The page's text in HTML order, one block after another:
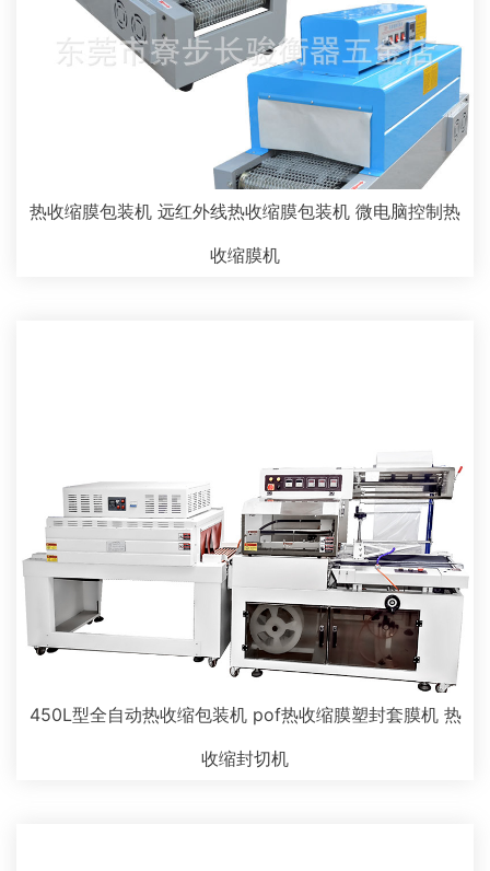
热收缩膜包装机 远红外线热收缩膜包装机 微电脑控制热
收缩膜机
450L型全自动热收缩包装机 pof热收缩膜塑封套膜机 热
收缩封切机